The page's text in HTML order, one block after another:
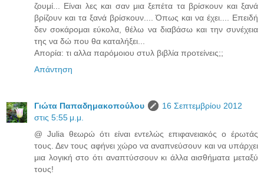
ζουμί... Είναι λες και σαν μια ξεπέτα τα βρίσκουν και ξανά
βρίζουν και τα ξανά βρίσκουν.... Όπως και να έχει.... Επειδή
δεν σοκάρομαι εύκολα, θέλω να διαβάσω και την συνέχεια
της να δώ που θα καταλήξει...
Απορία: τι αλλα παρόμοιου στυλ βιβλία προτείνεις;;
Απάντηση
Γιώτα Παπαδημακοπούλου
16 Σεπτεμβρίου 2012
στις 5:55 μ.μ.
@ Julia θεωρώ ότι είναι εντελώς επιφανειακός ο έρωτάς
τους. Δεν τους αφήνει χώρο να αναπνεύσουν και να υπάρχει
μια λογική στο ότι αναπτύσσουν κι άλλα αισθήματα μεταξύ
τους!